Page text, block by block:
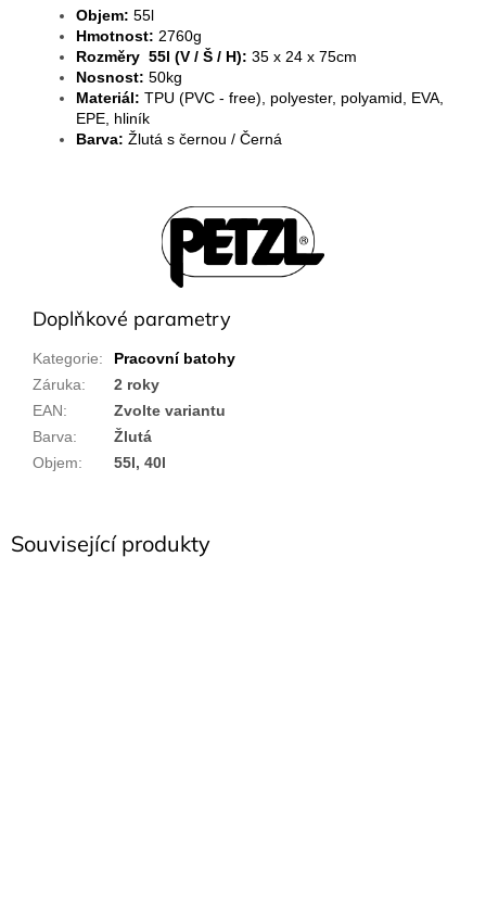
Související produkty
Objem: 55l
Hmotnost: 2760g
Rozměry 55l (V / Š / H): 35 x 24 x 75cm
Nosnost: 50kg
Materiál: TPU (PVC - free), polyester, polyamid, EVA,
EPE, hliník
Barva: Žlutá s černou / Černá
Doplňkové parametry
Kategorie:
Pracovní batohy
Záruka:
2 roky
EAN:
Zvolte variantu
Barva:
Žlutá
Objem: 55l, 40l